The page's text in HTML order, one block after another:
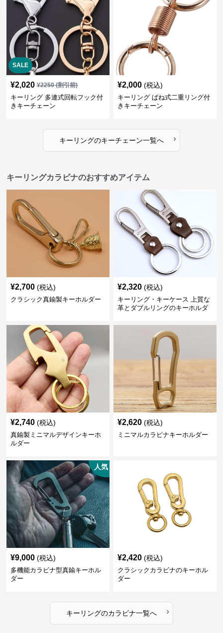
SALE
¥2,020 ¥2250(割引前)
キーリング 多連式回転フック付
きキーチェーン
¥2,000 (税込)
キーリング ばね式二重リング付
きキーチェーン
キーリングのキーチェーン一覧へ ›
キーリングカラビナのおすすめアイテム
¥2,700 (税込)
クラシック真鍮製キーホルダー
¥2,320 (税込)
キーリング・キーケース 上質な
革とダブルリングのキーホルダ
¥2,740 (税込)
真鍮製ミニマルデザインキーホ
ルダー
¥2,620 (税込)
ミニマルカラビナキーホルダー
人気
¥9,000 (税込)
多機能カラビナ型真鍮キーホル
ダー
¥2,420 (税込)
クラシックカラビナのキーホル
ダー
キーリングのカラビナ一覧へ ›